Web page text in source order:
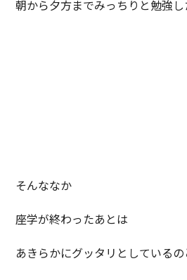
朝から夕方までみっちりと勉強し
そんななか
座学が終わったあとは
あきらかにグッタリとしている